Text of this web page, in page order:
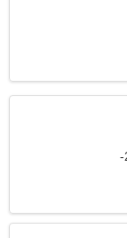
الرجل يريد مقابلة امرأة 23-